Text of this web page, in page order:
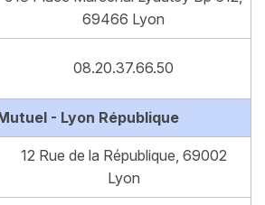
69466 Lyon
08.20.37.66.50
- Lyon République
12 Rue de la République, 69002
Lyon